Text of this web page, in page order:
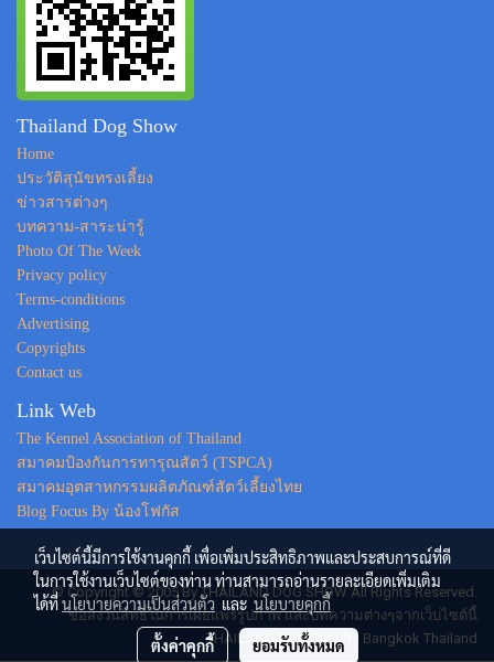
Thailand Dog Show
Home
ประวัติสุนัขทรงเลี้ยง
ข่าวสารต่างๆ
บทความ-สาระน่ารู้
Photo Of The Week
Privacy policy
Terms-conditions
Advertising
Copyrights
Contact us
Link Web
The Kennel Association of Thailand
สมาคมป้องกันการทารุณสัตว์ (TSPCA)
สมาคมอุตสาหกรรมผลิตภัณฑ์สัตว์เลี้ยงไทย
Blog Focus By น้องโฟกัส
© Copyright © 2005 By THAILAND DOG SHOW All Rights Reserved.
ขอสงวนสิทธิ์ในการเผยแพร่รูปภาพ และบทความต่างๆจากเว็บไซต์นี้
THAILAND DOG SHOW : Bangkok Thailand
เว็บไซต์นี้มีการใช้งานคุกกี้ เพื่อเพิ่มประสิทธิภาพและประสบการณ์ที่ดี
ในการใช้งานเว็บไซต์ของท่าน ท่านสามารถอ่านรายละเอียดเพิ่มเติม
ได้ที่นโยบายความเป็นส่วนตัวและนโยบายคุกกี้
ตั้งค่าคุกกี้ ยอมรับทั้งหมด